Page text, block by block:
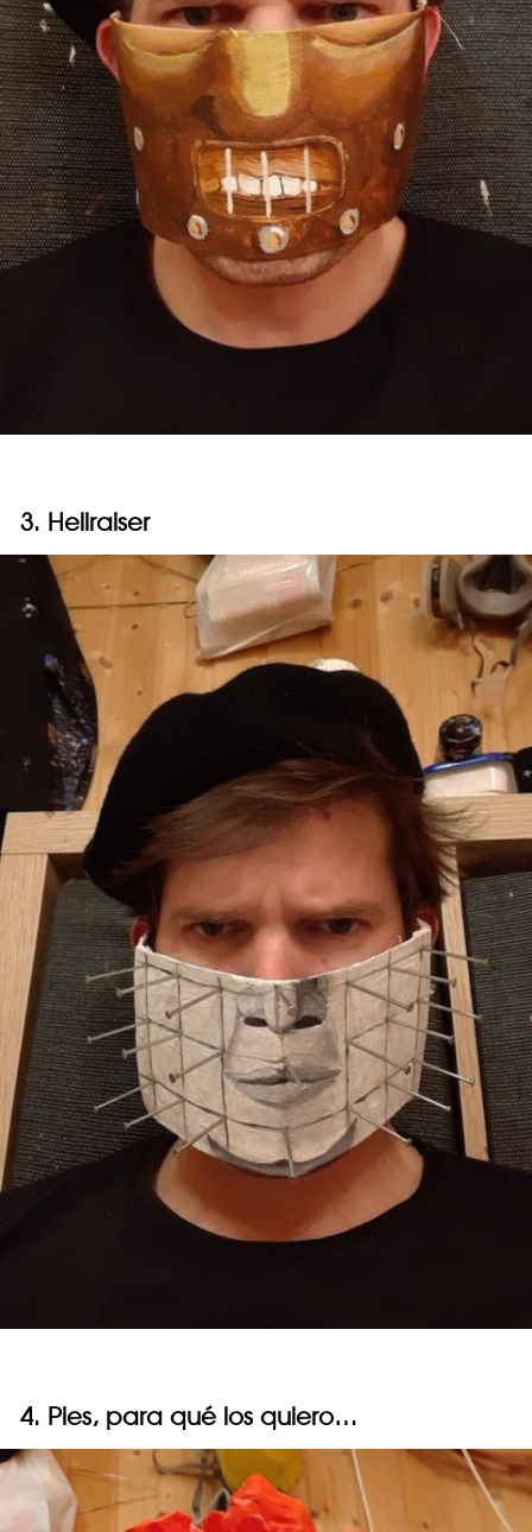
3. Hellraiser
4. Pies, para qué los quiero…